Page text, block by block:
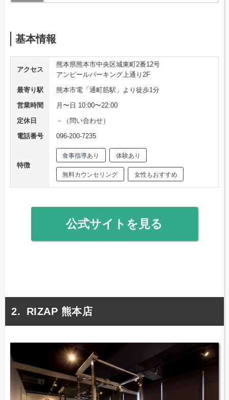
基本情報
アクセス
熊本県熊本市中央区城東町2番12号
アンピールパーキング上通り2F
最寄り駅
熊本市電「通町筋駅」より徒歩1分
営業時間
月〜日 10:00〜22:00
定休日
－（問い合わせ）
電話番号
096-200-7235
特徴
食事指導あり 体験あり
無料カウンセリング 女性もおすすめ
公式サイトを見る
RIZAP 熊本店